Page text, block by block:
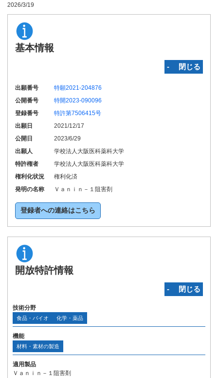
2026/3/19
基本情報
‐ 閉じる
出願番号
特願2021-204876
公開番号
特開2023-090096
登録番号
特許第7506415号
出願日
2021/12/17
公開日
2023/6/29
出願人
学校法人大阪医科薬科大学
特許権者
学校法人大阪医科薬科大学
権利化状況
権利化済
発明の名称
Ｖａｎｉｎ－１阻害剤
登録者への連絡はこちら
開放特許情報
‐ 閉じる
技術分野
食品・バイオ 化学・薬品
機能
材料・素材の製造
適用製品
Ｖａｎｉｎ－１阻害剤